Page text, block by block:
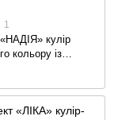
1
кулір
кольору із